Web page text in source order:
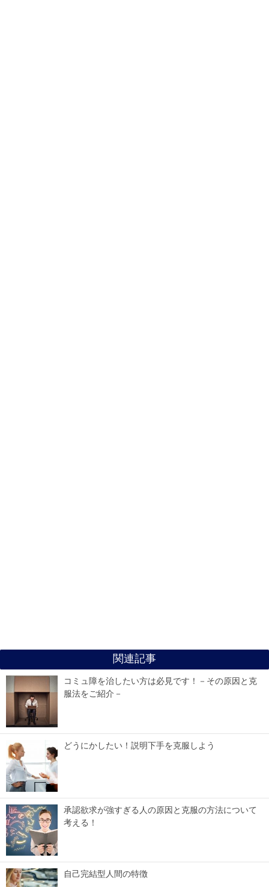
関連記事
コミュ障を治したい方は必見です！－その原因と克
服法をご紹介－
どうにかしたい！説明下手を克服しよう
承認欲求が強すぎる人の原因と克服の方法について
考える！
自己完結型人間の特徴